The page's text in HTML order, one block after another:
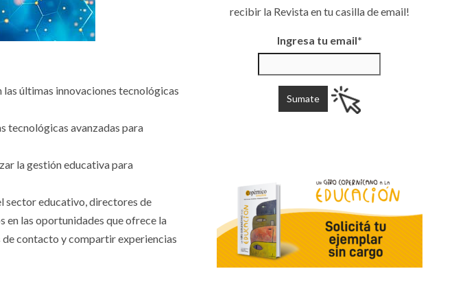
últimas innovaciones tecnológicas
tecnológicas avanzadas para
la gestión educativa para
sector educativo, directores de
en las oportunidades que ofrece la
de contacto y compartir experiencias
recibir la Revista en tu casilla de email!
Ingresa tu email*